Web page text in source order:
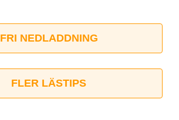
FRI NEDLADDNING
FLER LÄSTIPS